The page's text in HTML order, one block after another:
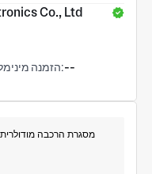
Co., Ltd
הזמנה מינימלית:--